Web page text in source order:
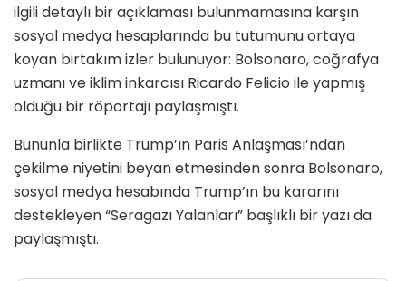
ilgili detaylı bir açıklaması bulunmamasına karşın
sosyal medya hesaplarında bu tutumunu ortaya
koyan birtakım izler bulunuyor: Bolsonaro, coğrafya
uzmanı ve iklim inkarcısı Ricardo Felicio ile yapmış
olduğu bir röportajı paylaşmıştı.
Bununla birlikte Trump’ın Paris Anlaşması’ndan
çekilme niyetini beyan etmesinden sonra Bolsonaro,
sosyal medya hesabında Trump’ın bu kararını
destekleyen “Seragazı Yalanları” başlıklı bir yazı da
paylaşmıştı.